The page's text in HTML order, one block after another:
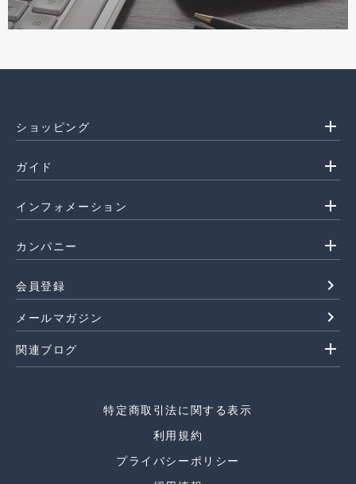
ショッピング add
ガイド add
インフォメーション add
カンパニー add
会員登録 navigate_next
メールマガジン navigate_next
関連ブログ add
特定商取引法に関する表示
利用規約
プライバシーポリシー